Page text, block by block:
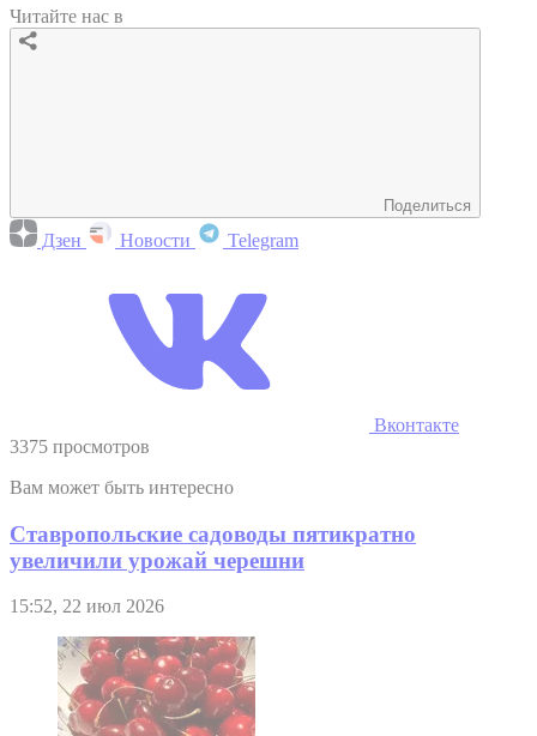
Читайте нас в
Поделиться
Дзен Новости Telegram
Вконтакте
3375 просмотров
Вам может быть интересно
Ставропольские садоводы пятикратно
увеличили урожай черешни
15:52, 22 июл 2026